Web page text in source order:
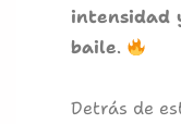
intensidad
baile.
Detrás de